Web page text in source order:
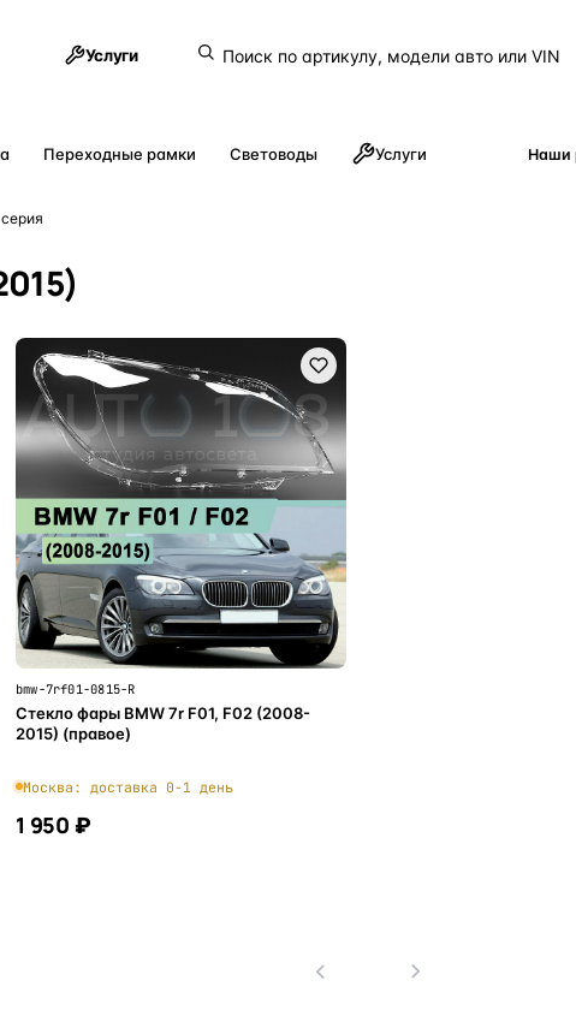
Услуги
Переходные рамки Световоды Услуги Наши
bmw-7rf01-0815-R
Стекло фары BMW 7r F01, F02 (2008-
2015) (правое)
Москва: доставка 0-1 день
1 950 ₽